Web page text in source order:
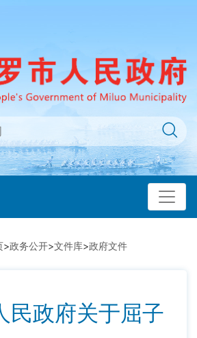
>政务公开>文件库>政府文件
民政府关于屈子